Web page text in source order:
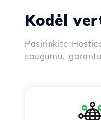
Kodėl
Pasirinkite
saugumu,